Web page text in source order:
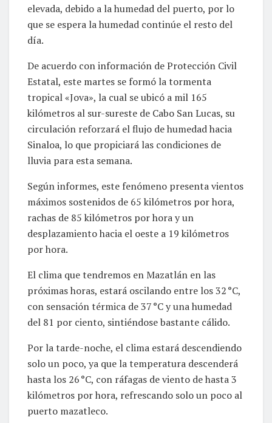
elevada, debido a la humedad del puerto, por lo
que se espera la humedad continúe el resto del
día.
De acuerdo con información de Protección Civil
Estatal, este martes se formó la tormenta
tropical «Jova», la cual se ubicó a mil 165
kilómetros al sur-sureste de Cabo San Lucas, su
circulación reforzará el flujo de humedad hacia
Sinaloa, lo que propiciará las condiciones de
lluvia para esta semana.
Según informes, este fenómeno presenta vientos
máximos sostenidos de 65 kilómetros por hora,
rachas de 85 kilómetros por hora y un
desplazamiento hacia el oeste a 19 kilómetros
por hora.
El clima que tendremos en Mazatlán en las
próximas horas, estará oscilando entre los 32 °C,
con sensación térmica de 37 °C y una humedad
del 81 por ciento, sintiéndose bastante cálido.
Por la tarde-noche, el clima estará descendiendo
solo un poco, ya que la temperatura descenderá
hasta los 26 °C, con ráfagas de viento de hasta 3
kilómetros por hora, refrescando solo un poco al
puerto mazatleco.